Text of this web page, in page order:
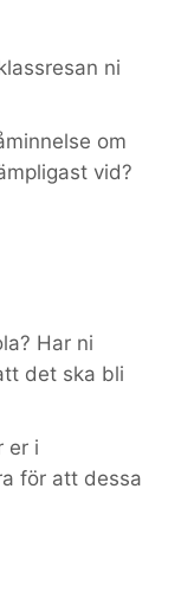
ni
om
vid?
Har ni
det ska bli
er i
för att dessa